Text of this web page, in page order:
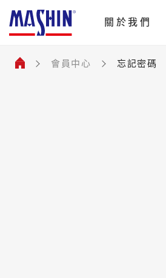
記
麻
新
子
關於我們
會員中心 忘記密碼